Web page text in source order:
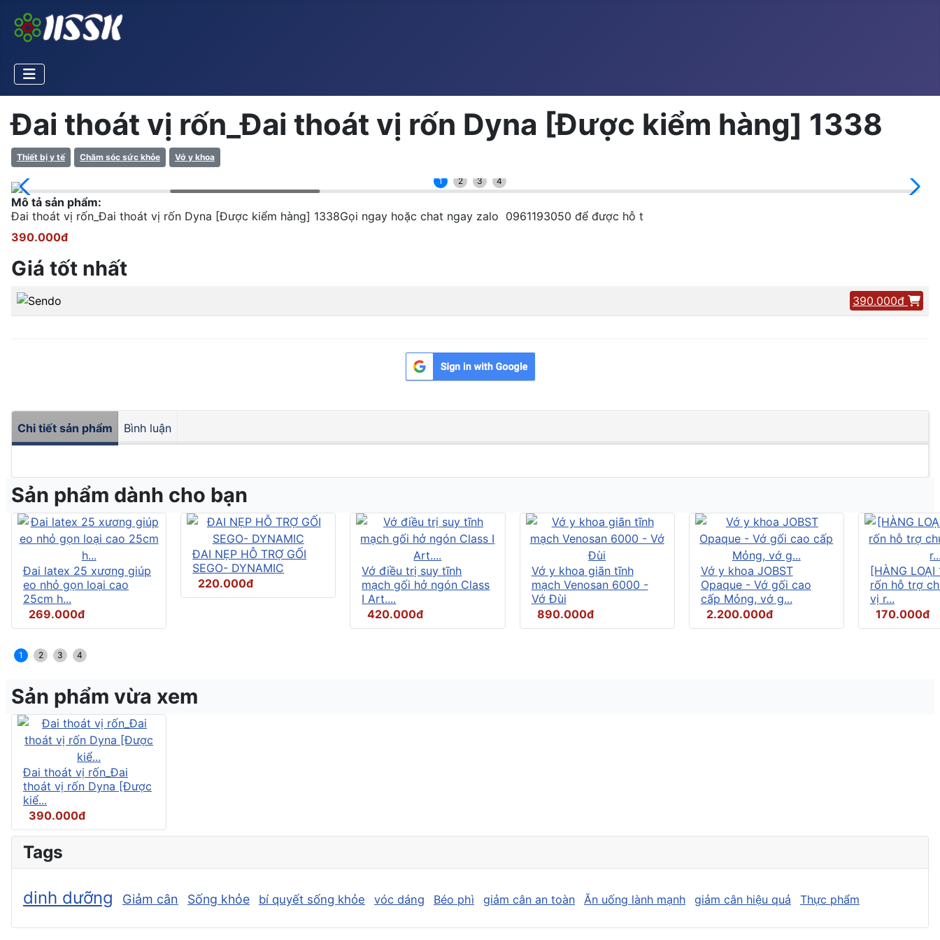
Đai thoát vị rốn_Đai thoát vị rốn Dyna [Được kiểm hàng] 1338
Thiết bị y tế Chăm sóc sức khỏe Vớ y khoa
1 2 3 4
Mô tả sản phẩm:
Đai thoát vị rốn_Đai thoát vị rốn Dyna [Được kiểm hàng] 1338Gọi ngay hoặc chat ngay zalo 0961193050 để được hỗ t
390.000đ
Giá tốt nhất
390.000đ
Chi tiết sản phẩm Bình luận
Sản phẩm dành cho bạn
Đai latex 25 xương giúp
eo nhỏ gọn loại cao
25cm h...
269.000đ
ĐAI NẸP HỖ TRỢ GỐI
SEGO- DYNAMIC
220.000đ
Vớ điều trị suy tĩnh
mạch gối hở ngón Class
I Art....
420.000đ
Vớ y khoa giãn tĩnh
mạch Venosan 6000 -
Vớ Đùi
890.000đ
Vớ y khoa JOBST
Opaque - Vớ gối cao
cấp Mỏng, vớ g...
2.200.000đ
[HÀNG
rốn hỗ trợ
vị r...
170.000đ
1 2 3 4
Sản phẩm vừa xem
Đai thoát vị rốn_Đai
thoát vị rốn Dyna [Được
kiể...
390.000đ
Tags
dinh dưỡng Giảm cân Sống khỏe bí quyết sống khỏe vóc dáng Béo phì giảm cân an toàn Ăn uống lành mạnh giảm cân hiệu quả Thực phẩm